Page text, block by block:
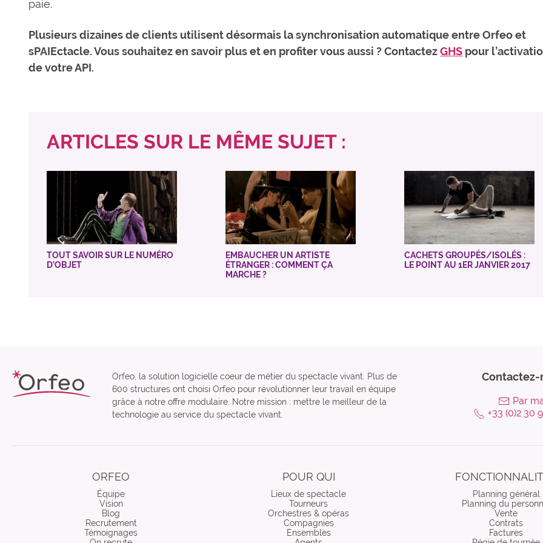
paie.
Plusieurs dizaines de clients utilisent désormais la synchronisation automatique entre Orfeo et
sPAIEctacle. Vous souhaitez en savoir plus et en profiter vous aussi ? ContactezGHS pour
de votre API.
ARTICLES SUR LE MÊME SUJET :
TOUT SAVOIR SUR LE NUMÉRO
D’OBJET
EMBAUCHER UN ARTISTE
ÉTRANGER : COMMENT ÇA
MARCHE ?
CACHETS GROUPÉS/ISOLÉS :
LE POINT AU 1ER JANVIER 2017
Orfeo, la solution logicielle coeur de métier du spectacle vivant. Plus de
600 structures ont choisi Orfeo pour révolutionner leur travail en équipe
grâce à notre offre modulaire. Notre mission : mettre le meilleur de la
technologie au service du spectacle vivant.
Contactez-
Par
+33 (0)2 30
ORFEO
Équipe
Vision
Blog
Recrutement
Témoignages
POUR QUI
Lieux de spectacle
Tourneurs
Orchestres & opéras
Compagnies
Ensembles
Planning général
Planning du
Vente
Contrats
Factures